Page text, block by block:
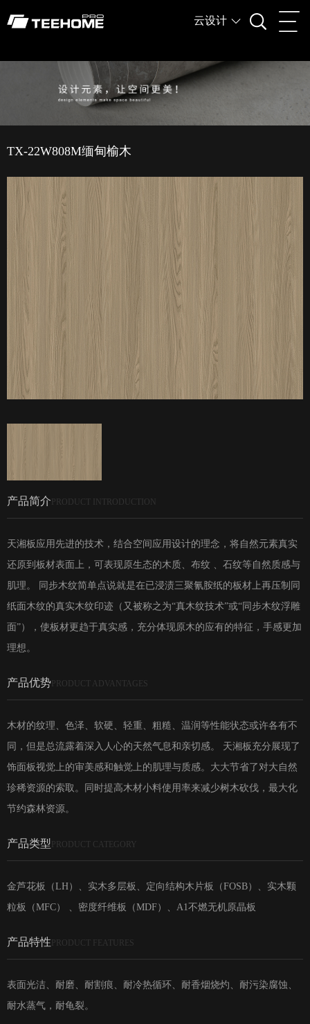
云设计
TX-22W808M缅甸榆木
产品简介 PRODUCT INTRODUCTION
天湘板应用先进的技术，结合空间应用设计的理念，将自然元素真实
还原到板材表面上，可表现原生态的木质、布纹 、石纹等自然质感与
肌理。 同步木纹简单点说就是在已浸渍三聚氰胺纸的板材上再压制同
纸面木纹的真实木纹印迹（又被称之为“真木纹技术”或“同步木纹浮雕
面”），使板材更趋于真实感，充分体现原木的应有的特征，手感更加
理想。
产品优势 PRODUCT ADVANTAGES
木材的纹理、色泽、软硬、轻重、粗糙、温润等性能状态或许各有不
同，但是总流露着深入人心的天然气息和亲切感。 天湘板充分展现了
饰面板视觉上的审美感和触觉上的肌理与质感。大大节省了对大自然
珍稀资源的索取。同时提高木材小料使用率来减少树木砍伐，最大化
节约森林资源。
产品类型 PRODUCT CATEGORY
金芦花板（LH）、实木多层板、定向结构木片板（FOSB）、实木颗
粒板（MFC） 、密度纤维板（MDF）、A1不燃无机原晶板
产品特性 PRODUCT FEATURES
表面光洁、耐磨、耐割痕、耐冷热循环、耐香烟烧灼、耐污染腐蚀、
耐水蒸气，耐龟裂。